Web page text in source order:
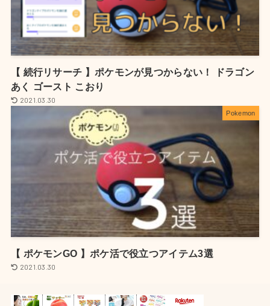
【 続行リサーチ 】ポケモンが見つからない！ ドラゴン
あく ゴースト こおり
2021.03.30
Pokemon
【 ポケモンGO 】ポケ活で役立つアイテム3選
2021.03.30